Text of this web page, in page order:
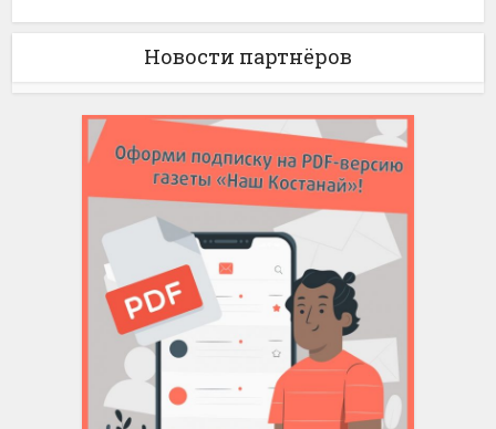
Новости партнёров